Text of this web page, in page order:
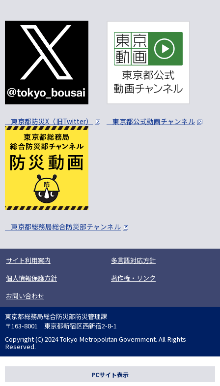
東京都防災X（旧Twitter） 東京都公式動画チャンネル
東京都総務局総合防災部チャンネル
サイト利用案内
多言語対応方針
個人情報保護方針
著作権・リンク
お問い合わせ
東京都総務局総合防災部防災管理課
〒163-8001 東京都新宿区西新宿2-8-1
Copyright (C) 2024 Tokyo Metropolitan Government. All Rights
Reserved.
PCサイト表示